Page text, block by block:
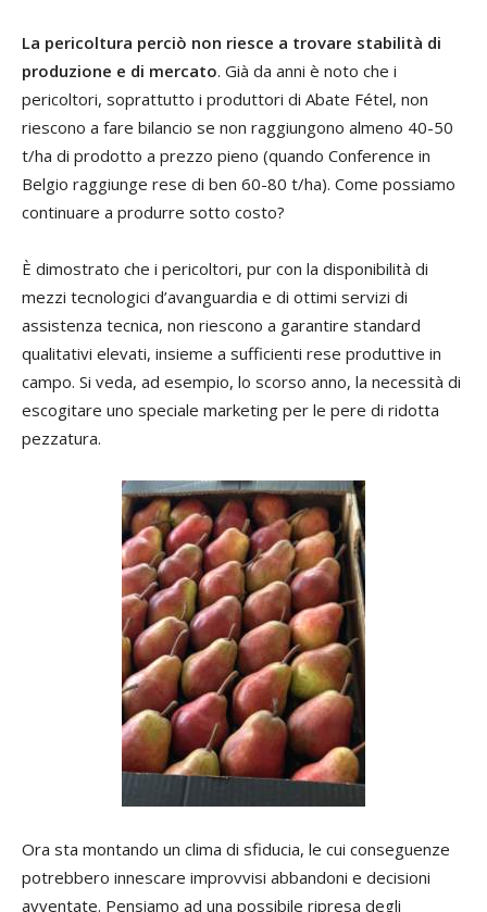
La pericoltura perciò non riesce a trovare stabilità di
produzione e di mercato. Già da anni è noto che i
pericoltori, soprattutto i produttori di Abate Fétel, non
riescono a fare bilancio se non raggiungono almeno 40-50
t/ha di prodotto a prezzo pieno (quando Conference in
Belgio raggiunge rese di ben 60-80 t/ha). Come possiamo
continuare a produrre sotto costo?
È dimostrato che i pericoltori, pur con la disponibilità di
mezzi tecnologici d’avanguardia e di ottimi servizi di
assistenza tecnica, non riescono a garantire standard
qualitativi elevati, insieme a sufficienti rese produttive in
campo. Si veda, ad esempio, lo scorso anno, la necessità di
escogitare uno speciale marketing per le pere di ridotta
pezzatura.
Ora sta montando un clima di sfiducia, le cui conseguenze
potrebbero innescare improvvisi abbandoni e decisioni
avventate. Pensiamo ad una possibile ripresa degli